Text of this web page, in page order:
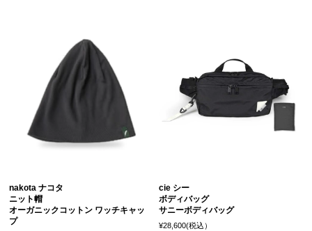
nakota ナコタ
ニット帽
オーガニックコットン ワッチキャッ
プ
cie シー
ボディバッグ
サニーボディバッグ
¥28,600(税込）